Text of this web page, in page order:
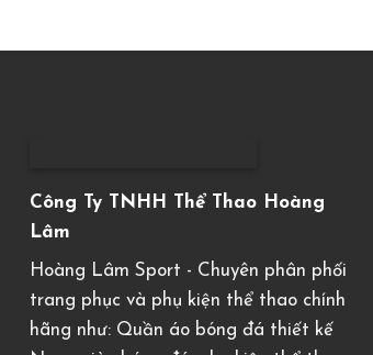
Công Ty TNHH Thể Thao Hoàng
Lâm
Hoàng Lâm Sport - Chuyên phân phối
trang phục và phụ kiện thể thao chính
hãng như: Quần áo bóng đá thiết kế